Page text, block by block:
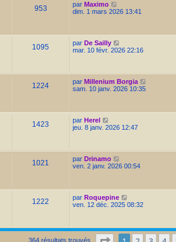
953 par Maximo
dim. 1 mars 2026 13:41
1095 par De Sailly
mar. 10 févr. 2026 22:16
1224 par Millenium Borgia
sam. 10 janv. 2026 10:35
1423 par Herel
jeu. 8 janv. 2026 12:47
1021 par Drinamo
ven. 2 janv. 2026 00:54
1222 par Roquepine
ven. 12 déc. 2025 08:32
364 résultats trouvés